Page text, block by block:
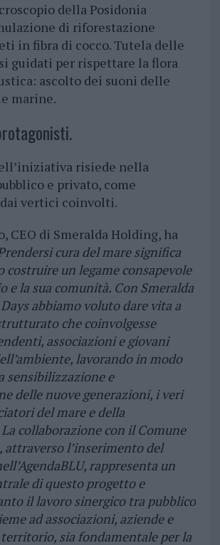
della Posidonia
di riforestazione
in fibra di cocco. Tutela delle
guidati per rispettare la flora
ascolto dei suoni delle
marine.
risiede nella
e privato, come
vertici coinvolti.
CEO di Smeralda Holding, ha
cura del mare significa
un legame consapevole
e la sua comunità. Con Smeralda
abbiamo voluto dare vita a
che coinvolgesse
associazioni e giovani
lavorando in modo
sensibilizzazione e
delle nuove generazioni, i veri
del mare e della
collaborazione con il Comune
attraverso l’inserimento del
rappresenta un
di questo progetto e
il lavoro sinergico tra pubblico
ad associazioni, aziende e
sia fondamentale per la